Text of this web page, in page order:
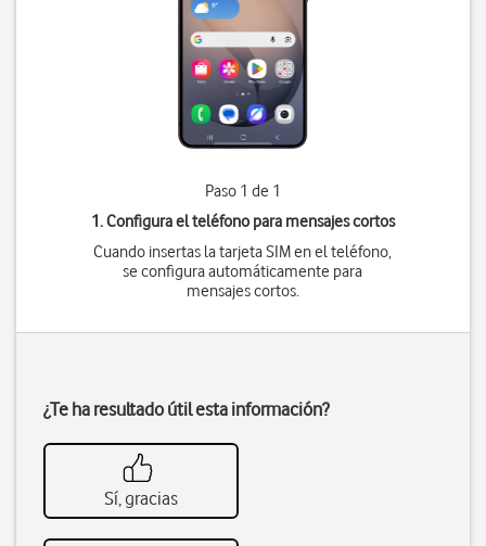
Paso 1 de 1
1. Configura el teléfono para mensajes cortos
Cuando insertas la tarjeta SIM en el teléfono,
se configura automáticamente para
mensajes cortos.
¿Te ha resultado útil esta información?
Sí, gracias